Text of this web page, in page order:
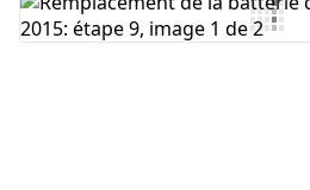
Ajouter un commentaire